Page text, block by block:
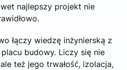
najlepszy projekt nie
łączy wiedzę inżynierską z
budowy. Liczy się nie
też jego trwałość, izolacja,